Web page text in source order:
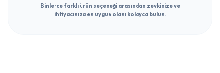
Binlerce farklı ürün seçeneği arasından zevkinize ve
ihtiyacınıza en uygun olanı kolayca bulun.